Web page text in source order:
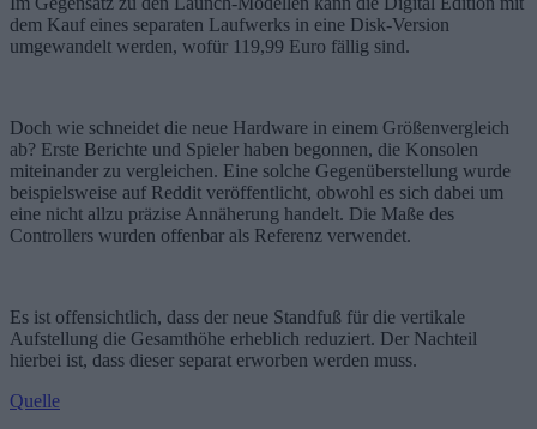
dem Kauf eines separaten Laufwerks in eine Disk-Version
umgewandelt werden, wofür 119,99 Euro fällig sind.
Doch wie schneidet die neue Hardware in einem Größenvergleich
ab? Erste Berichte und Spieler haben begonnen, die Konsolen
miteinander zu vergleichen. Eine solche Gegenüberstellung wurde
beispielsweise auf Reddit veröffentlicht, obwohl es sich dabei um
eine nicht allzu präzise Annäherung handelt. Die Maße des
Controllers wurden offenbar als Referenz verwendet.
Es ist offensichtlich, dass der neue Standfuß für die vertikale
Aufstellung die Gesamthöhe erheblich reduziert. Der Nachteil
hierbei ist, dass dieser separat erworben werden muss.
Quelle